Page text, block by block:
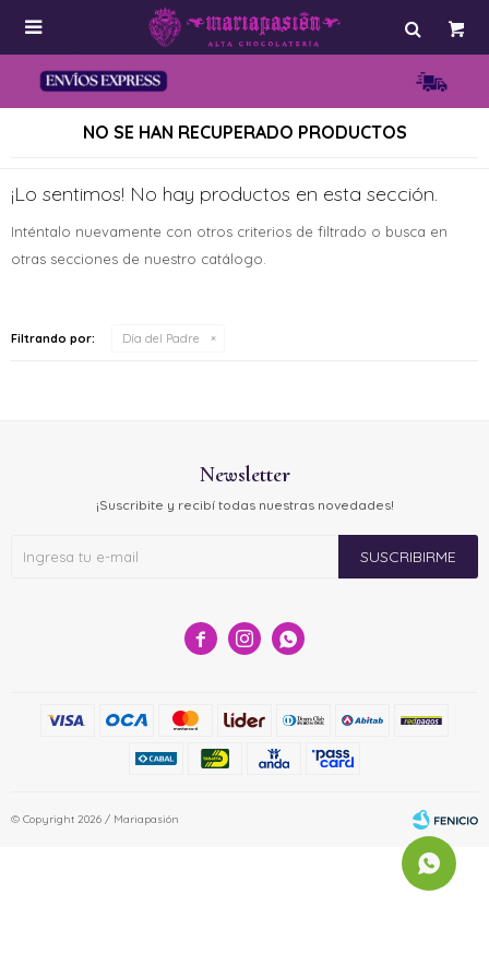

NO SE HAN RECUPERADO PRODUCTOS
¡Lo sentimos! No hay productos en esta sección.
Inténtalo nuevamente con otros criterios de filtrado o busca en
otras secciones de nuestro catálogo.
Filtrando por: Día del Padre
  
Newsletter
¡Suscribite y recibí todas nuestras novedades!
SUSCRIBIRME
© Copyright 2026 / Mariapasión